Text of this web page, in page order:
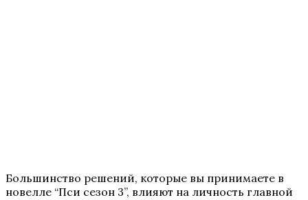
Большинство решений, которые вы принимаете в
новелле “Пси сезон 3”, влияют на личность главной